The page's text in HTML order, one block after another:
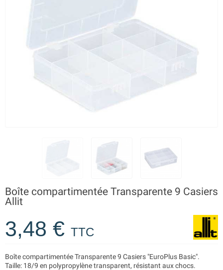
Boîte compartimentée Transparente 9 Casiers
Allit
3,48 € TTC
Boîte compartimentée Transparente 9 Casiers "EuroPlus Basic".
Taille: 18/9 en polypropylène transparent, résistant aux chocs.